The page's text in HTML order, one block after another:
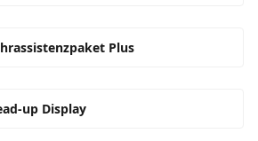
Plus
up Display